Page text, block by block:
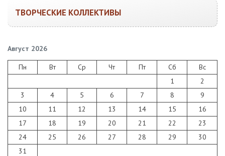
ТВОРЧЕСКИЕ КОЛЛЕКТИВЫ
Август 2026
Пн Вт Ср Чт Пт Сб
Вс
1
2
3
4 5 6 7 8
9
10
11 12 13 14 15
16
17
18 19 20 21 22
23
24
25 26 27 28 29
30
31